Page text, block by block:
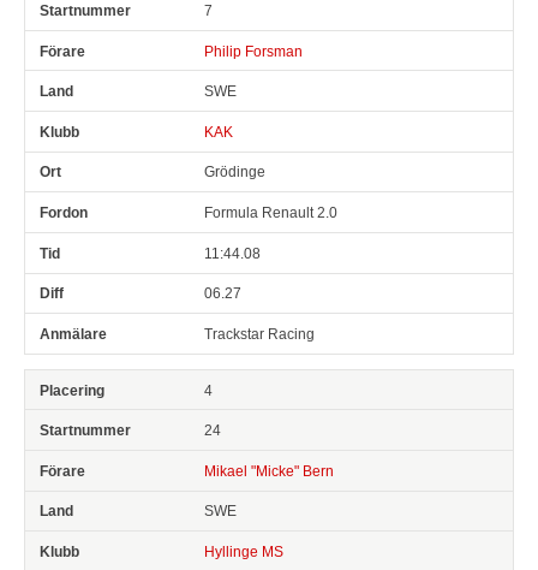
7
Philip Forsman
SWE
KAK
Grödinge
Formula Renault 2.0
11:44.08
06.27
Trackstar Racing
4
24
Mikael "Micke" Bern
SWE
Hyllinge MS